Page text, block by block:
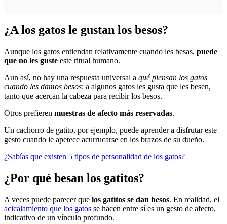
¿A los gatos le gustan los besos?
Aunque los gatos entiendan relativamente cuando les besas, puede
que no les guste este ritual humano.
Aun así, no hay una respuesta universal a qué piensan los gatos
cuando les damos besos: a algunos gatos les gusta que les besen,
tanto que acercan la cabeza para recibir los besos.
Otros prefieren muestras de afecto más reservadas.
Un cachorro de gatito, por ejemplo, puede aprender a disfrutar este
gesto cuando le apetece acurrucarse en los brazos de su dueño.
¿Sabías que existen 5 tipos de personalidad de los gatos?
¿Por qué besan los gatitos?
A veces puede parecer que los gatitos se dan besos. En realidad, el
acicalamiento que los gatos se hacen entre sí es un gesto de afecto,
indicativo de un vínculo profundo.